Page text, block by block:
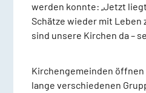
werden konnte: „Jetzt
Schätze wieder mit Leben
sind unsere Kirchen da –
Kirchengemeinden öffnen
lange verschiedenen